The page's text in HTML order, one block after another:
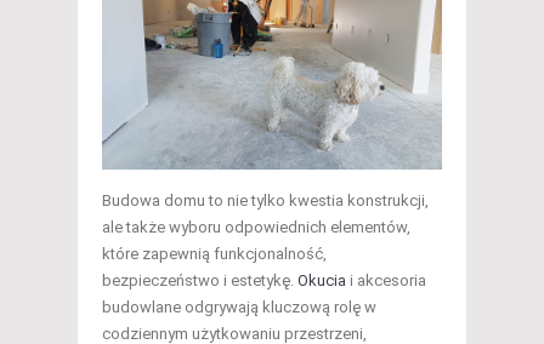
Budowa domu to nie tylko kwestia konstrukcji,
ale także wyboru odpowiednich elementów,
które zapewnią funkcjonalność,
bezpieczeństwo i estetykę. Okucia i akcesoria
budowlane odgrywają kluczową rolę w
codziennym użytkowaniu przestrzeni,